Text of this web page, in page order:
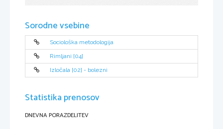
Sorodne vsebine
Sociološka metodologija
Rimljani [04]
Izločala [02] - bolezni
Statistika prenosov
DNEVNA PORAZDELITEV